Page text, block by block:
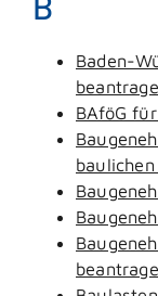
Baden-
BAföG